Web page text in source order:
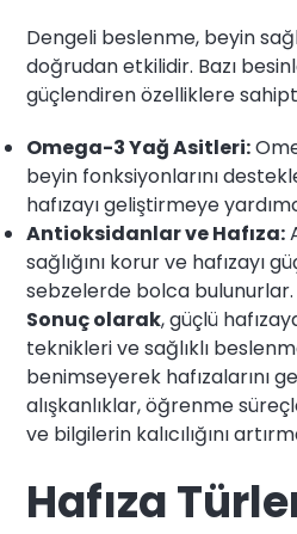
Dengeli beslenme, beyin
doğrudan etkilidir. Bazı
güçlendiren özelliklere
Omega-3 Yağ Asitleri:
beyin fonksiyonlarını
hafızayı geliştirmeye
Antioksidanlar ve Hafıza:
sağlığını korur ve hafızayı
sebzelerde bolca bulunurlar.
Sonuç olarak, güçlü
teknikleri ve sağlıklı
benimseyerek hafızalarını
alışkanlıklar, öğrenme
ve bilgilerin kalıcılığını
Hafıza